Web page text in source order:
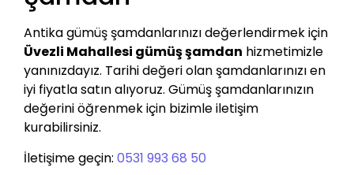
Antika gümüş şamdanlarınızı değerlendirmek için
Üvezli Mahallesi gümüş şamdan hizmetimizle
yanınızdayız. Tarihi değeri olan şamdanlarınızı en
iyi fiyatla satın alıyoruz. Gümüş şamdanlarınızın
değerini öğrenmek için bizimle iletişim
kurabilirsiniz.
İletişime geçin: 0531 993 68 50